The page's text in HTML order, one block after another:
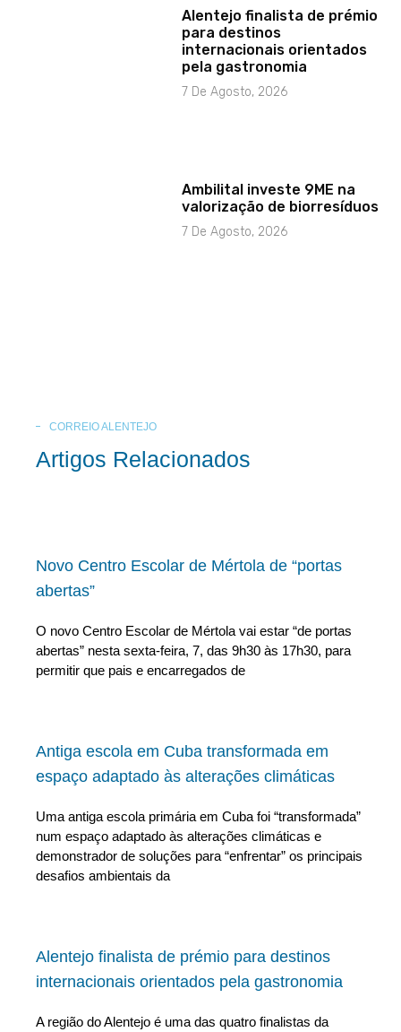
Alentejo finalista de prémio
para destinos
internacionais orientados
pela gastronomia
7 De Agosto, 2026
Ambilital investe 9ME na
valorização de biorresíduos
7 De Agosto, 2026
CORREIO ALENTEJO
Artigos Relacionados
Novo Centro Escolar de Mértola de “portas
abertas”
O novo Centro Escolar de Mértola vai estar “de portas
abertas” nesta sexta-feira, 7, das 9h30 às 17h30, para
permitir que pais e encarregados de
Antiga escola em Cuba transformada em
espaço adaptado às alterações climáticas
Uma antiga escola primária em Cuba foi “transformada”
num espaço adaptado às alterações climáticas e
demonstrador de soluções para “enfrentar” os principais
desafios ambientais da
Alentejo finalista de prémio para destinos
internacionais orientados pela gastronomia
A região do Alentejo é uma das quatro finalistas da